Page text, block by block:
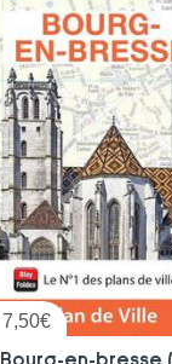
7,50€